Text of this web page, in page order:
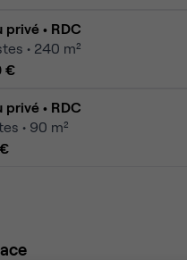
privé • RDC
• 240 m²
€
privé • RDC
• 90 m²